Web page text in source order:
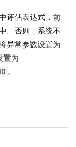
评估表达式，前
。否则，系统不
异常参数设置为
置为
。